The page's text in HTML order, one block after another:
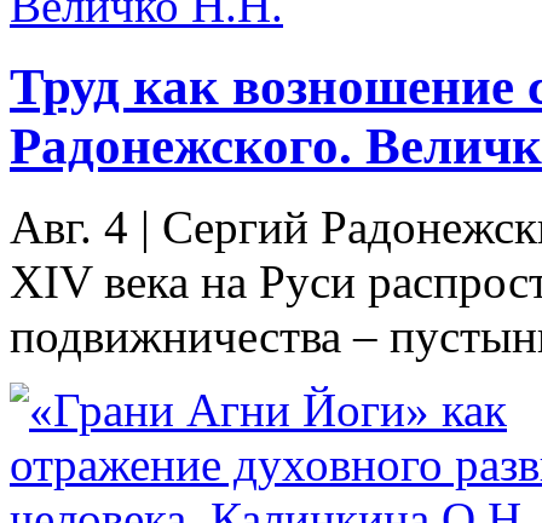
Труд как возношение
Радонежского.
Авг. 4 | Сергий
XIV века на Руси
подвижничества –